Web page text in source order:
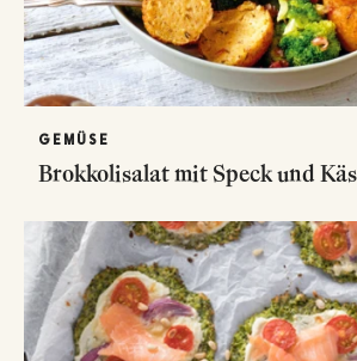
GEMÜSE
Brokkolisalat mit Speck und